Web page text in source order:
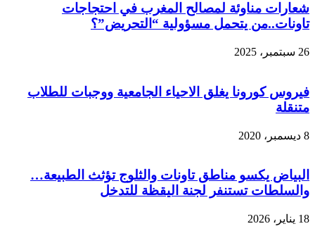
شعارات مناوئة لمصالح المغرب في احتجاجات
تاونات..من يتحمل مسؤولية “التحريض”؟
26 سبتمبر، 2025
فيروس كورونا يغلق الاحياء الجامعية ووجبات للطلاب
متنقلة
8 ديسمبر، 2020
البياض يكسو مناطق تاونات والثلوج تؤثث الطبيعة…
والسلطات تستنفر لجنة اليقظة للتدخل
18 يناير، 2026